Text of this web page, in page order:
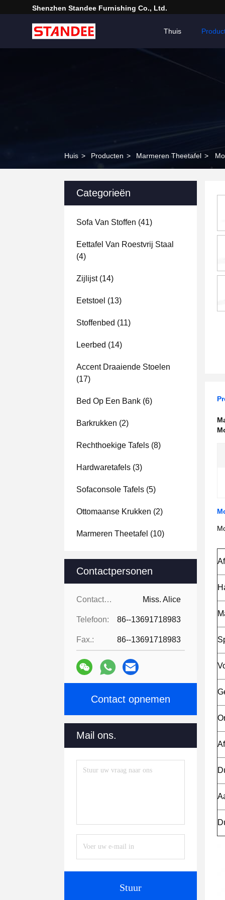
Shenzhen Standee Furnishing Co., Ltd.
Thuis
Huis > Producten > Marmeren Theetafel >
Categorieën
Sofa Van Stoffen (41)
Eettafel Van Roestvrij Staal
(4)
Zijlijst(14)
Eetstoel (13)
Stoffenbed (11)
Leerbed (14)
Accent Draaiende Stoelen
(17)
Bed Op Een Bank (6)
Barkrukken (2)
Rechthoekige Tafels (8)
Hardwaretafels (3)
Sofaconsole Tafels (5)
Ottomaanse Krukken (2)
Marmeren Theetafel (10)
Contactpersonen
Contactpersonen: Miss. Alice
Telefoon: 86--13691718983
Fax.: 86--13691718983
Contact opnemen
Mail ons.
Stuur